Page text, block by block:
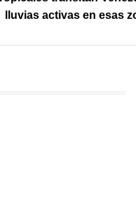
lluvias activas en esas